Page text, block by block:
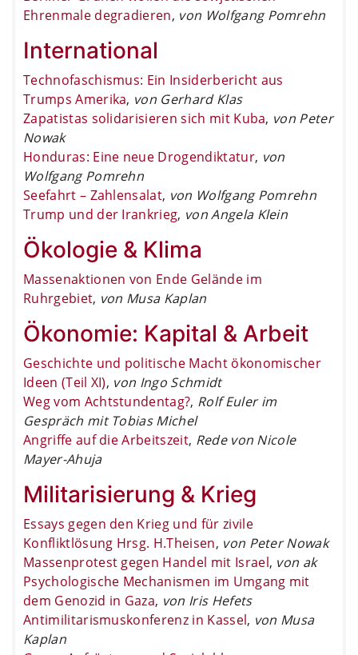
Ehrenmale degradieren, von Wolfgang Pomrehn
International
Technofaschismus: Ein Insiderbericht aus
Trumps Amerika, von Gerhard Klas
Zapatistas solidarisieren sich mit Kuba, von Peter
Nowak
Honduras: Eine neue Drogendiktatur, von
Wolfgang Pomrehn
Seefahrt – Zahlensalat, von Wolfgang Pomrehn
Trump und der Irankrieg, von Angela Klein
Ökologie & Klima
Massenaktionen von Ende Gelände im
Ruhrgebiet, von Musa Kaplan
Ökonomie: Kapital & Arbeit
Geschichte und politische Macht ökonomischer
Ideen (Teil XI), von Ingo Schmidt
Weg vom Achtstundentag?, Rolf Euler im
Gespräch mit Tobias Michel
Angriffe auf die Arbeitszeit, Rede von Nicole
Mayer-Ahuja
Militarisierung & Krieg
Essays gegen den Krieg und für zivile
Konfliktlösung Hrsg. H.Theisen, von Peter Nowak
Massenprotest gegen Handel mit Israel, von ak
Psychologische Mechanismen im Umgang mit
dem Genozid in Gaza, von Iris Hefets
Antimilitarismuskonferenz in Kassel, von Musa
Kaplan